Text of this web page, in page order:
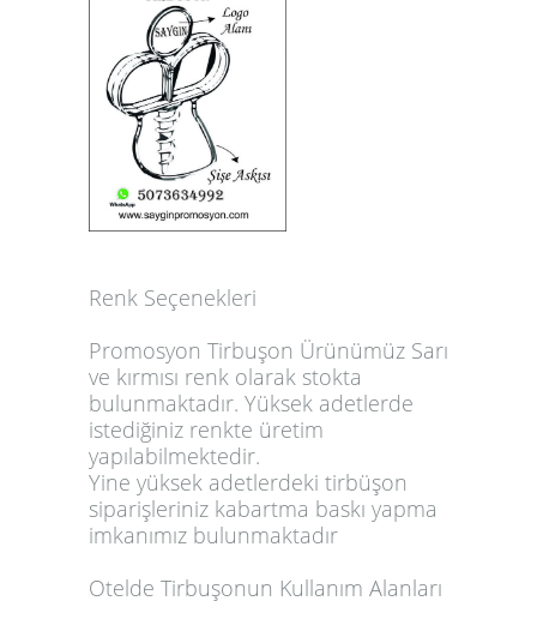
Renk Seçenekleri
Promosyon Tirbuşon Ürünümüz Sarı
ve kırmısı renk olarak stokta
bulunmaktadır. Yüksek adetlerde
istediğiniz renkte üretim
yapılabilmektedir.
Yine yüksek adetlerdeki tirbüşon
siparişleriniz kabartma baskı yapma
imkanımız bulunmaktadır
Otelde Tirbuşonun Kullanım Alanları